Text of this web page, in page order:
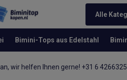
Alle
Bimini-Tops aus Edelstahl
wir helfen Ihnen gerne! +31 6